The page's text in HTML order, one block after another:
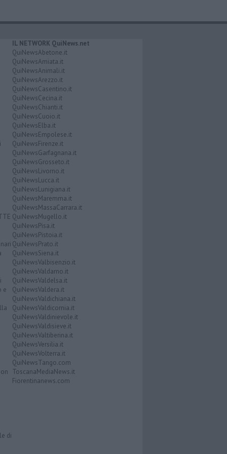
e
di
IL NETWORK QuiNews.net
QuiNewsAbetone.it
QuiNewsAmiata.it
QuiNewsAnimali.it
QuiNewsArezzo.it
QuiNewsCasentino.it
QuiNewsCecina.it
QuiNewsChianti.it
QuiNewsCuoio.it
QuiNewsElba.it
QuiNewsEmpolese.it
QuiNewsFirenze.it
QuiNewsGarfagnana.it
QuiNewsGrosseto.it
QuiNewsLivorno.it
QuiNewsLucca.it
QuiNewsLunigiana.it
QuiNewsMaremma.it
QuiNewsMassaCarrara.it
QuiNewsMugello.it
QuiNewsPisa.it
QuiNewsPistoia.it
QuiNewsPrato.it
QuiNewsSiena.it
QuiNewsValbisenzio.it
QuiNewsValdarno.it
QuiNewsValdelsa.it
QuiNewsValdera.it
QuiNewsValdichiana.it
QuiNewsValdicornia.it
QuiNewsValdinievole.it
QuiNewsValdisieve.it
QuiNewsValtiberina.it
QuiNewsVersilia.it
QuiNewsVolterra.it
QuiNewsTango.com
ToscanaMediaNews.it
Fiorentinanews.com